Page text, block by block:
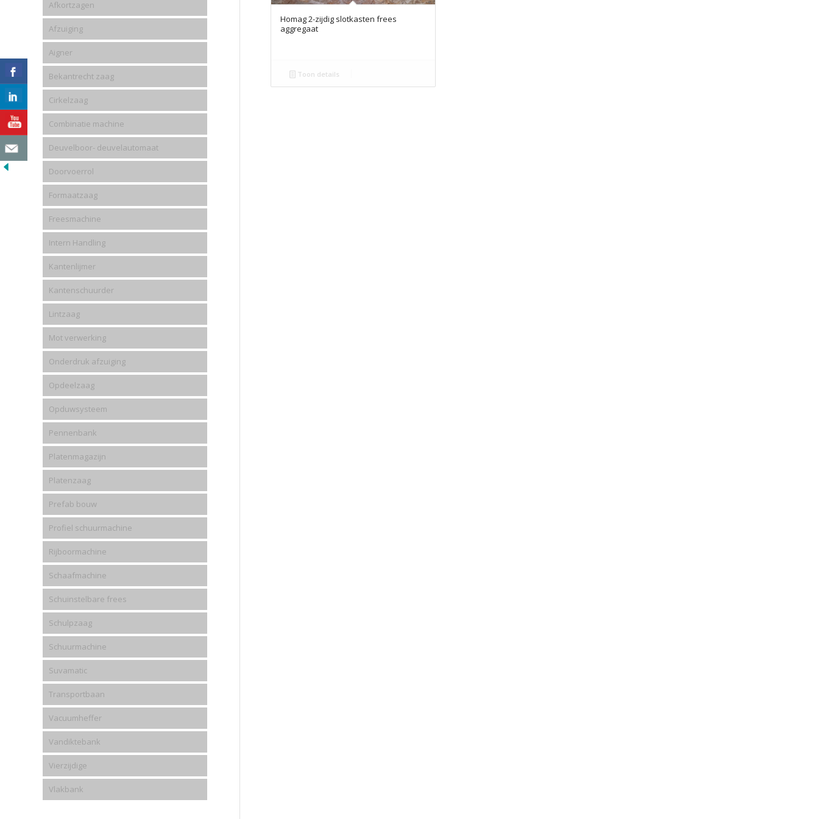
Homag 2-zijdig slotkasten frees
aggregaat
Toon details
Afkortzagen
Afzuiging
Aigner
Bekantrecht zaag
Cirkelzaag
Combinatie machine
Deuvelboor- deuvelautomaat
Doorvoerrol
Formaatzaag
Freesmachine
Intern Handling
Kantenlijmer
Kantenschuurder
Lintzaag
Mot verwerking
Onderdruk afzuiging
Opdeelzaag
Opduwsysteem
Pennenbank
Platenmagazijn
Platenzaag
Prefab bouw
Profiel schuurmachine
Rijboormachine
Schaafmachine
Schuinstelbare frees
Schulpzaag
Schuurmachine
Suvamatic
Transportbaan
Vacuumheffer
Vandiktebank
Vierzijdige
Vlakbank